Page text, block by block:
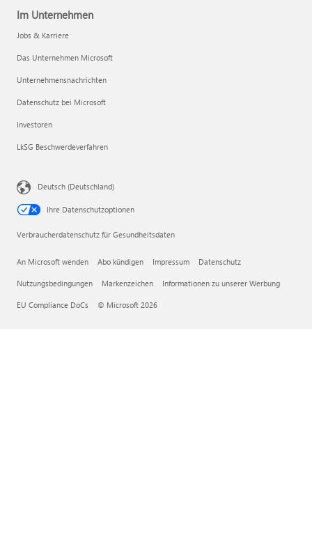
Im Unternehmen
Jobs & Karriere
Das Unternehmen Microsoft
Unternehmensnachrichten
Datenschutz bei Microsoft
Investoren
LkSG Beschwerdeverfahren
Deutsch (Deutschland)
Ihre Datenschutzoptionen
Verbraucherdatenschutz für Gesundheitsdaten
An Microsoft wenden Abo kündigen Impressum Datenschutz
Nutzungsbedingungen Markenzeichen Informationen zu unserer Werbung
EU Compliance DoCs © Microsoft 2026